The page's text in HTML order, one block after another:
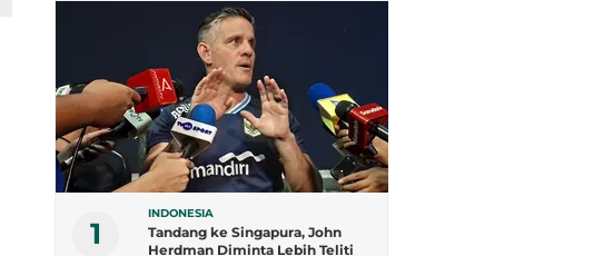
1
INDONESIA
Tandang ke Singapura, John
Herdman Diminta Lebih Teliti